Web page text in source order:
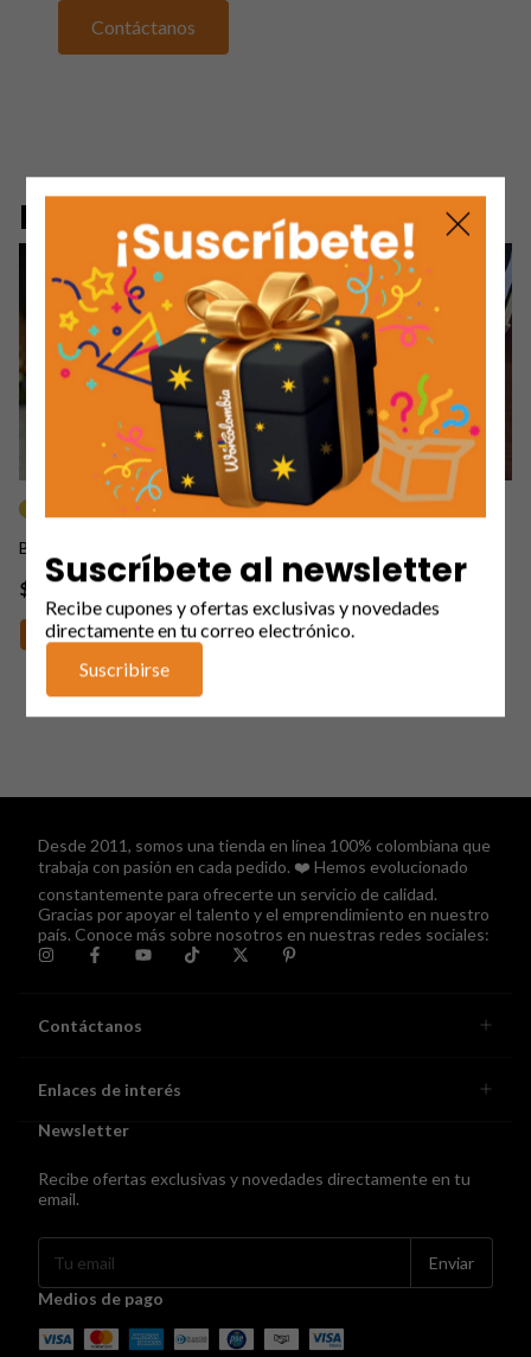
Contáctanos
Productos destacados:
LLEVA 2, 6 O 12 CON DCTO ADIC.
GRATIS
Botas Caterpillar Caballero
$149.900
Comprar
LLEVA 2, 6 O 12 CON DCTO ADIC.
GRATIS
$134.900
+3
Comprar
Desde 2011, somos una tienda en línea 100% colombiana que
trabaja con pasión en cada pedido. ❤️ Hemos evolucionado
constantemente para ofrecerte un servicio de calidad.
Gracias por apoyar el talento y el emprendimiento en nuestro
país. Conoce más sobre nosotros en nuestras redes sociales:
Contáctanos
Enlaces de interés
Newsletter
Recibe ofertas exclusivas y novedades directamente en tu
email.
Medios de pago
Suscríbete al newsletter
Recibe cupones y ofertas exclusivas y novedades
directamente en tu correo electrónico.
Suscribirse